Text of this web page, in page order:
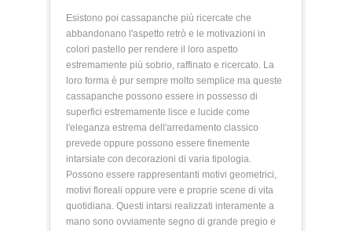
Esistono poi cassapanche più ricercate che
abbandonano l'aspetto retrò e le motivazioni in
colori pastello per rendere il loro aspetto
estremamente più sobrio, raffinato e ricercato. La
loro forma è pur sempre molto semplice ma queste
cassapanche possono essere in possesso di
superfici estremamente lisce e lucide come
l'eleganza estrema dell'arredamento classico
prevede oppure possono essere finemente
intarsiate con decorazioni di varia tipologia.
Possono essere rappresentanti motivi geometrici,
motivi floreali oppure vere e proprie scene di vita
quotidiana. Questi intarsi realizzati interamente a
mano sono ovviamente segno di grande pregio e